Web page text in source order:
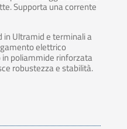
Supporta una corrente
Ultramid e terminali a
elettrico
poliammide rinforzata
robustezza e stabilità.